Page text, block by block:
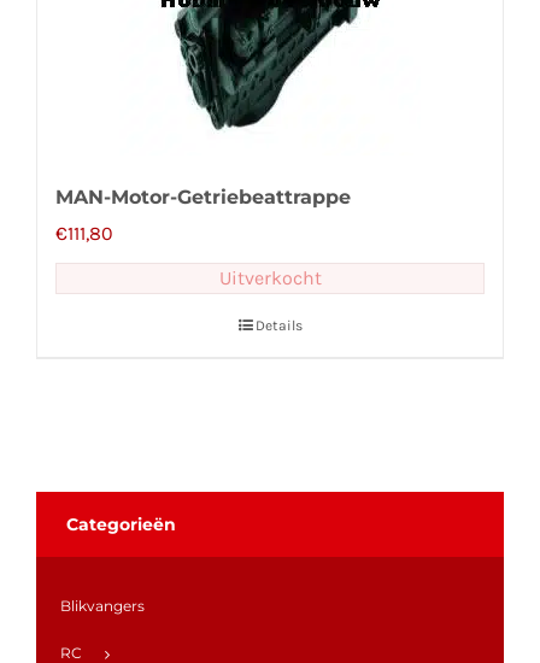
MAN-Motor-Getriebeattrappe
€111,80
Uitverkocht
Details
Categorieën
Blikvangers
RC